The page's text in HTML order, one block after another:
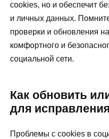
cookies, но и обеспечит
и личных данных.
проверки и обновления
комфортного и
социальной сети.
Как обновить
для
Проблемы с cookies в